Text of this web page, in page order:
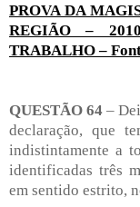
PROVA DA
REGIÃO –
TRABALHO –
QUESTÃO 64 –
declaração, que
indistintamente a
identificadas três
em sentido estrito,